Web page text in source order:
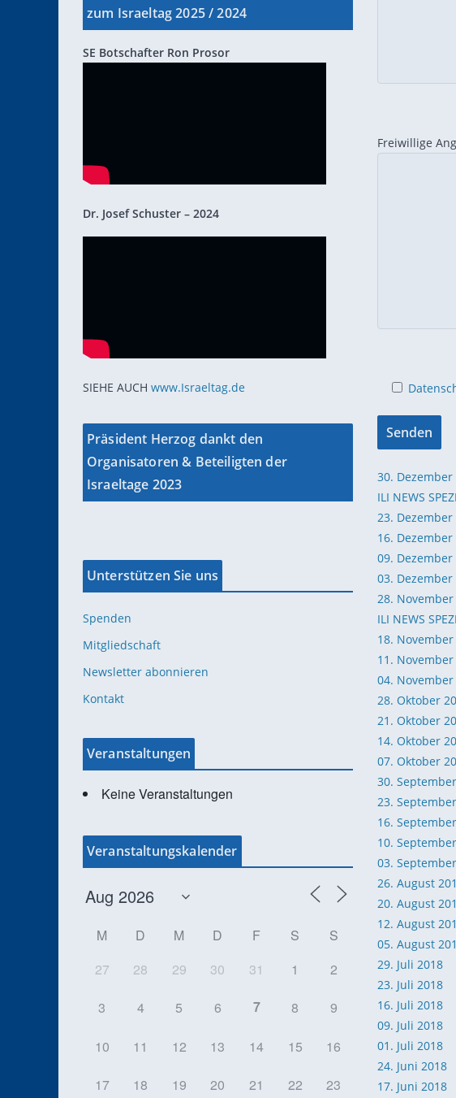
Freiwillige
30. Dezember
ILI NEWS
23. Dezember
16. Dezember
09. Dezember
03. Dezember
28. November
ILI NEWS
18. November
11. November
04. November
28. Oktober
21. Oktober
14. Oktober
07. Oktober
30.
23.
16.
10.
03.
26. August
20. August
12. August
05. August
29. Juli 2018
23. Juli 2018
16. Juli 2018
09. Juli 2018
01. Juli 2018
24. Juni 2018
17. Juni 2018
zum Israeltag 2025 / 2024
SE Botschafter Ron Prosor
Dr. Josef Schuster – 2024
SIEHE AUCH www.Israeltag.de
Präsident Herzog dankt den
Organisatoren & Beteiligten der
Israeltage 2023
Unterstützen Sie uns
Spenden
Mitgliedschaft
Newsletter abonnieren
Kontakt
Veranstaltungen
Keine Veranstaltungen
Veranstaltungskalender
M D M D F S
S
27
28 29 30 31 1 2
3 4 5 6 7 8 9
10 11 12 13 14 15 16
17 18 19 20 21 22 23